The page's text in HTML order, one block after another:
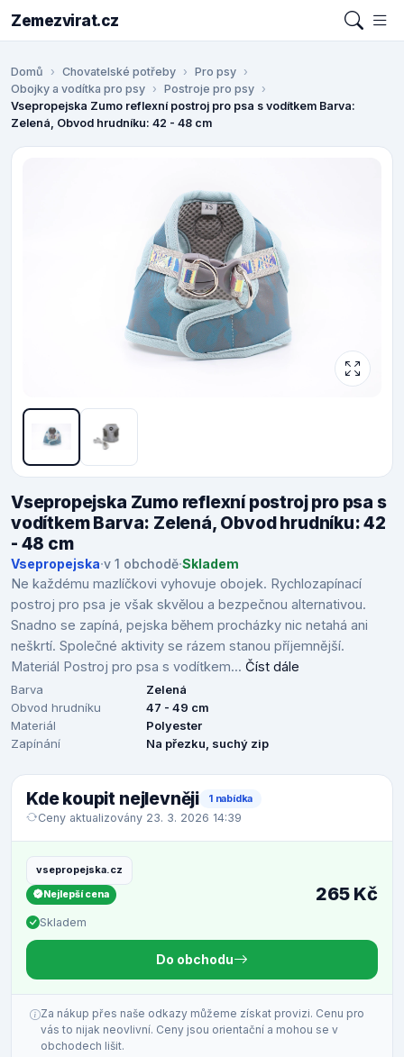
Zemezvirat.cz
Domů Chovatelské potřeby
Pro psy
Obojky a vodítka pro psy
Postroje pro psy
Vsepropejska Zumo reflexní postroj pro psa s vodítkem Barva:
Zelená, Obvod hrudníku: 42 - 48 cm
Vsepropejska Zumo reflexní postroj pro psa s
vodítkem Barva: Zelená, Obvod hrudníku: 42
- 48 cm
Vsepropejska·v 1 obchodě·Skladem
Ne každému mazlíčkovi vyhovuje obojek. Rychlozapínací
postroj pro psa je však skvělou a bezpečnou alternativou.
Snadno se zapíná, pejska během procházky nic netahá ani
neškrtí. Společné aktivity se rázem stanou příjemnější.
Materiál Postroj pro psa s vodítkem... Číst dále
Barva
Zelená
Obvod hrudníku
47 - 49 cm
Materiál
Polyester
Zapínání
Na přezku, suchý zip
Kde koupit nejlevněji 1 nabídka
Ceny aktualizovány 23. 3. 2026 14:39
vsepropejska.cz
Nejlepší cena
Skladem
265 Kč
Do obchodu
Za nákup přes naše odkazy můžeme získat provizi. Cenu pro
vás to nijak neovlivní. Ceny jsou orientační a mohou se v
obchodech lišit.